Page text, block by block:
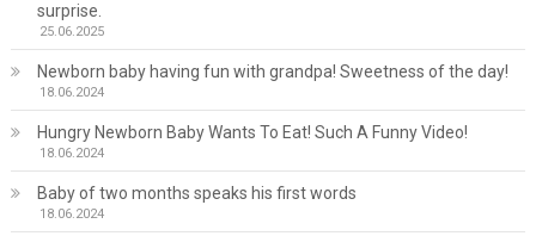
surprise.
25.06.2025
Newborn baby having fun with grandpa! Sweetness of the day!
18.06.2024
Hungry Newborn Baby Wants To Eat! Such A Funny Video!
18.06.2024
Baby of two months speaks his first words
18.06.2024